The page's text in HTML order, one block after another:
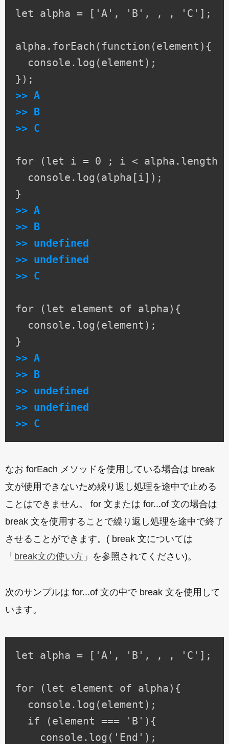
let alpha = ['A', 'B', , , 'C'];
alpha.forEach(function(element){
  console.log(element);
>> A
>> B
>> C
for (let i = 0 ; i < alpha.length
  console.log(alpha[i]);
>> A
>> B
>> undefined
>> undefined
>> C
for (let element of alpha){
  console.log(element);
>> A
>> B
>> undefined
>> undefined
>> C
なお forEach メソッドを使用している場合は break
文が使用できないため繰り返し処理を途中で止める
ことはできません。 for 文または for...of 文の場合は
break 文を使用することで繰り返し処理を途中で終了
させることができます。( break 文については
「 break文の使い方 」を参照されてください)。
次のサンプルは for...of 文の中で break 文を使用して
います。
let alpha = ['A', 'B', , , 'C'];
for (let element of alpha){
  console.log(element);
  if (element === 'B'){
    console.log('End');